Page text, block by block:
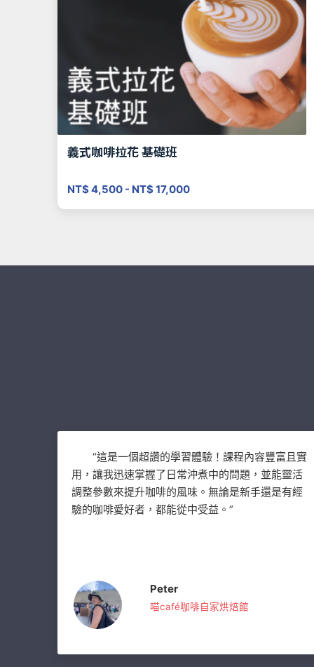
義式咖啡拉花 基礎班
NT$ 4,500 - NT$ 17,000
“這是一個超讚的學習體驗！課程內容豐富且實
用，讓我迅速掌握了日常沖煮中的問題，並能靈活
調整參數來提升咖啡的風味。無論是新手還是有經
驗的咖啡愛好者，都能從中受益。”
Peter
喵café咖啡自家烘焙館